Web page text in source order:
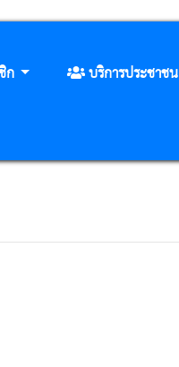
ก บริการประชาชน